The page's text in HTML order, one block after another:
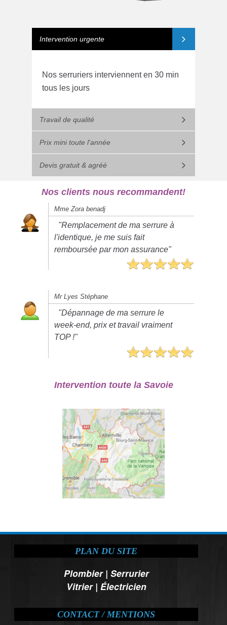
Intervention urgente
Nos serruriers interviennent en 30 min
tous les jours
Travail de qualité
Prix mini toute l'année
Devis gratuit & agréé
Nos clients nous recommandent!
Mme Zora benadj
"Remplacement de ma serrure à
l'identique, je me suis fait
remboursée par mon assurance"
Mr Lyes Stéphane
"Dépannage de ma serrure le
week-end, prix et travail vraiment
TOP !"
Intervention toute la Savoie
PLAN DU SITE
Plombier| Serrurier
Vitrier| Électricien
CONTACT / MENTIONS